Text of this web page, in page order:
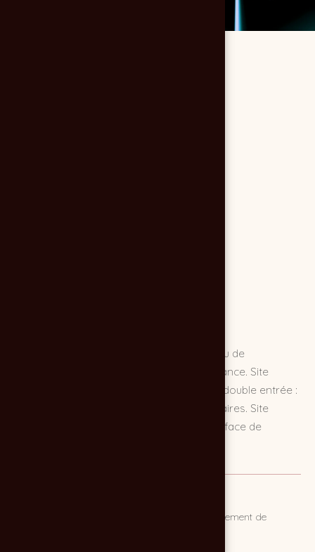
Création du site internet d'Innoris, le réseau de
prothésistes dentaires le plus étoffé de France. Site
institutionnel et corporate WORDPRESS à double entrée :
chirurgiens-dentistes et laboratoires dentaires. Site
facilement administrable grâce à une interface de
Créer un site internet Wordpress pour un groupement de